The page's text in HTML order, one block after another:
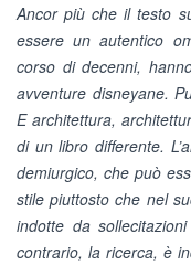
Ancor più che il testo
essere un autentico
corso di decenni,
avventure disneyane.
E architettura,
di un libro differente.
demiurgico, che può
stile piuttosto che nel
indotte da
contrario, la ricerca, è